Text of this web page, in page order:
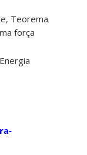
Teorema
força